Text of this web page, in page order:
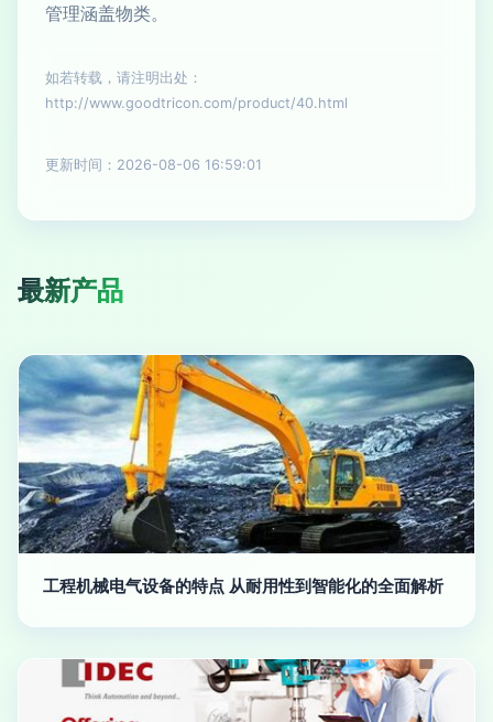
管理涵盖物类。
如若转载，请注明出处：
http://www.goodtricon.com/product/40.html
更新时间：2026-08-06 16:59:01
最新产品
工程机械电气设备的特点 从耐用性到智能化的全面解析